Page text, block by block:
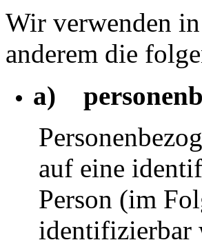
Wir verwenden
anderem die
a)
auf eine
Person (im
identifizierbar